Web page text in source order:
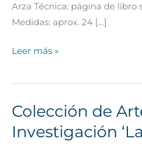
Arza Técnica: página de libro
Medidas: aprox. 24 […]
Leer más »
Colección de
Investigación
Colección
de
Arte